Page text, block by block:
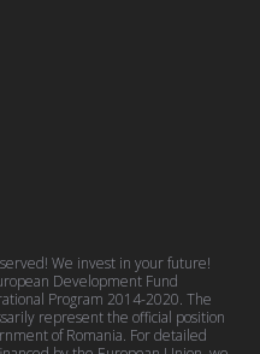
We invest in your future!
Development Fund
Program 2014-2020. The
represent the official position
of Romania. For detailed